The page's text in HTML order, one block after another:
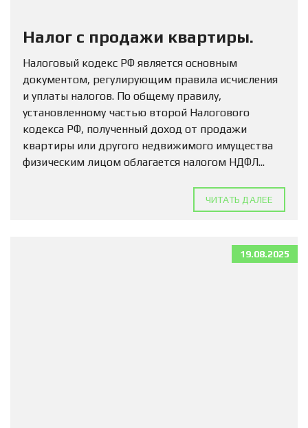
Налог с продажи квартиры.
Налоговый кодекс РФ является основным
документом, регулирующим правила исчисления
и уплаты налогов. По общему правилу,
установленному частью второй Налогового
кодекса РФ, полученный доход от продажи
квартиры или другого недвижимого имущества
физическим лицом облагается налогом НДФЛ...
ЧИТАТЬ ДАЛЕЕ
19.08.2025